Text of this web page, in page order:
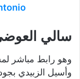
سالي
وهو رابط مباشر
وأسيل الزبيدي